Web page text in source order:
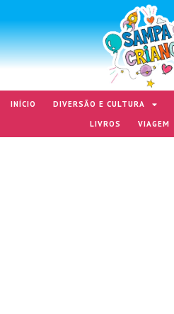
INÍCIO DIVERSÃO E CULTURA
LIVROS
VIAGEM